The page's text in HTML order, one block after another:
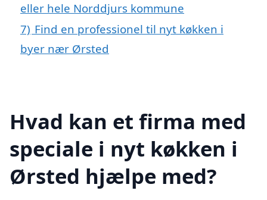
eller hele Norddjurs kommune
7) Find en professionel til nyt køkken i
byer nær Ørsted
Hvad kan et firma med
speciale i nyt køkken i
Ørsted hjælpe med?